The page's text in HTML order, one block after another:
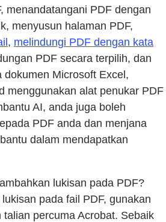
menandatangani PDF dengan
menyusun halaman PDF,
, melindungi PDF dengan kata
PDF secara terpilih, dan
dokumen Microsoft Excel,
menggunakan alat penukar PDF
AI, anda juga boleh
PDF anda dan menjana
dalam mendapatkan
lukisan pada PDF?
pada fail PDF, gunakan
percuma Acrobat. Sebaik